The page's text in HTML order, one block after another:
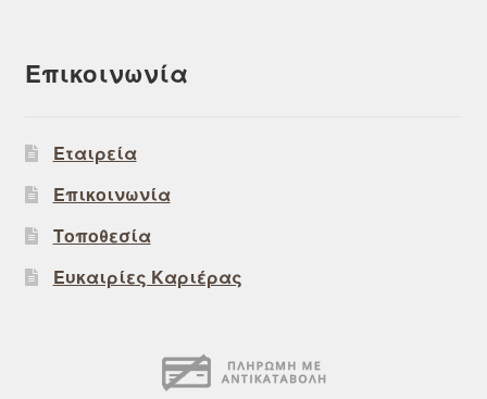
Επικοινωνία
Εταιρεία
Επικοινωνία
Τοποθεσία
Ευκαιρίες Καριέρας